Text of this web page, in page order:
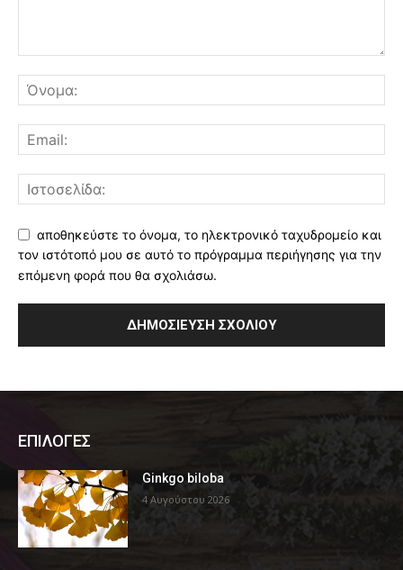
αποθηκεύστε το όνομα, το ηλεκτρονικό ταχυδρομείο και
τον ιστότοπό μου σε αυτό το πρόγραμμα περιήγησης για την
επόμενη φορά που θα σχολιάσω.
ΕΠΙΛΟΓΕΣ
Ginkgo biloba
4 Αυγούστου 2026